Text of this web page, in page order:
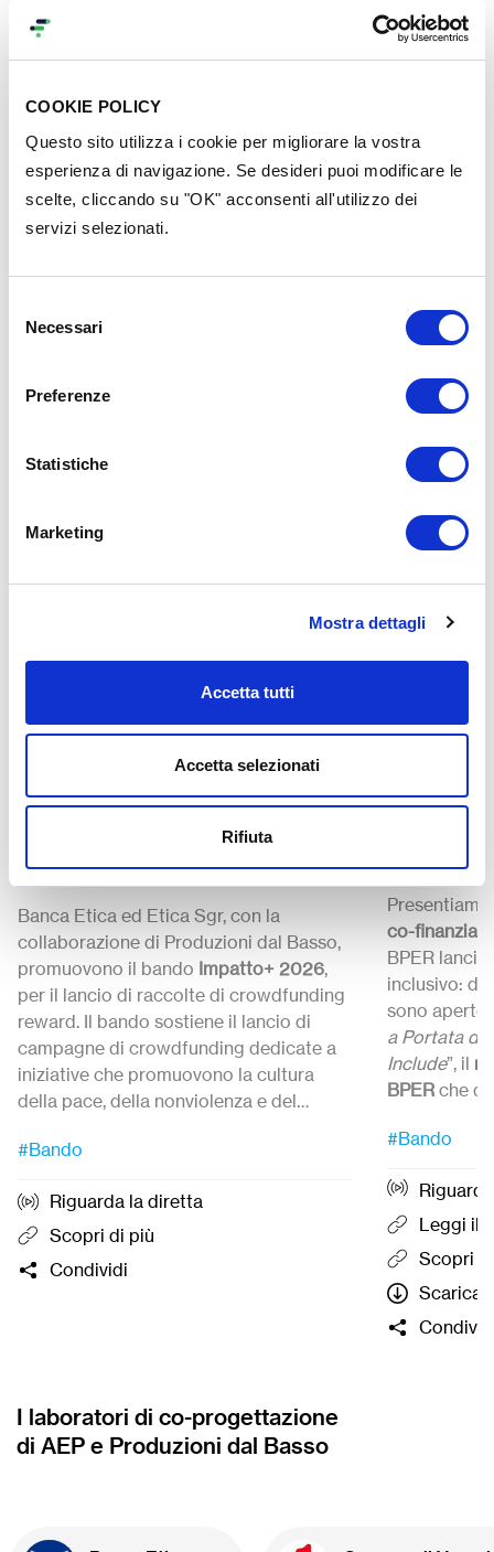
COOKIE POLICY
Questo sito utilizza i cookie per migliorare la vostra
esperienza di navigazione. Se desideri puoi modificare le
scelte, cliccando su "OK" acconsenti all'utilizzo dei
servizi selezionati.
delNecessari
Preferenze
Statistiche
Marketing
Mostra dettagli
Accetta tutti
Accetta selezionati
Rifiuta
Francesca Passeri
, Head
Advocacy di ECN.
Evento privato
Contenuti nella stessa
27 Luglio 15:00-15:30
Impatto+ 2026 “Costruire
la Pace” – Call di
crowdfunding del Gruppo
Banca Etica
Banca Etica ed Etica Sgr, con la
collaborazione di Produzioni dal Basso,
promuovono il bando Impatto+ 2026,
per il lancio di raccolte di crowdfunding
reward. Il bando sostiene il lancio di
campagne di crowdfunding dedicate a
iniziative che promuovono la cultura
della pace, della nonviolenza e del
ore 12:00 del
#Bando
Riguarda la diretta
Scopri di più
Condividi
Call di
co-
BPER
inclusivo:
sono aperte
a Portata di
Include”, il
BPER che
sportiva
e ragazzi
formazione
termine del
cinque
12:00.
#Bando
Leggi il
Scopri
Scarica
I laboratori di co-progettazione
di AEP e Produzioni dal Basso